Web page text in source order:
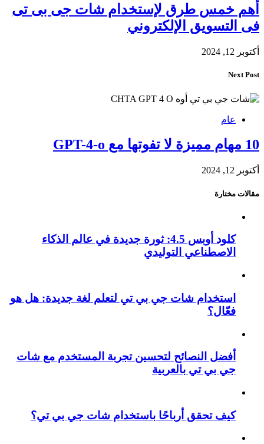
أهم خمس طرق لإستخدام شات جى بى تى
فى التسويق الإلكتروني
أكتوبر 12, 2024
Next Post
عام
10 مهام مميزة لا تفوتها مع GPT-4-o
أكتوبر 12, 2024
مقالات مختارة
كلود أوبس 4.5: ثورة جديدة في عالم الذكاء
الاصطناعي التوليدي
استخدام شات جي بي تي لتعلم لغة جديدة: هل هو
فعّال؟
أفضل النصائح لتحسين تجربة المستخدم مع شات
جي بي تي بالعربية
كيف تحقق أرباحًا باستخدام شات جي بي تي؟